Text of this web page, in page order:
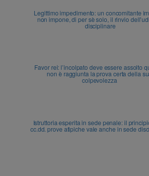
Legittimo impedimento: un concomitante
non impone, di per sè solo, il rinvio
disciplinare
Favor rei: l’incolpato deve essere assolto
non è raggiunta la prova certa della
colpevolezza
Istruttoria esperita in sede penale: il
cc.dd. prove atipiche vale anche in sede